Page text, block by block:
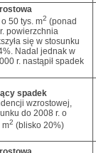
50 tys. m2 (ponad
powierzchnia
się w stosunku
Nadal jednak w
r. nastąpił spadek
spadek
wzrostowej,
do 2008 r. o
m2 (blisko 20%)